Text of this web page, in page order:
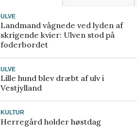
ULVE
Landmand vågnede ved lyden af
skrigende kvier: Ulven stod på
foderbordet
ULVE
Lille hund blev dræbt af ulv i
Vestjylland
KULTUR
Herregård holder høstdag